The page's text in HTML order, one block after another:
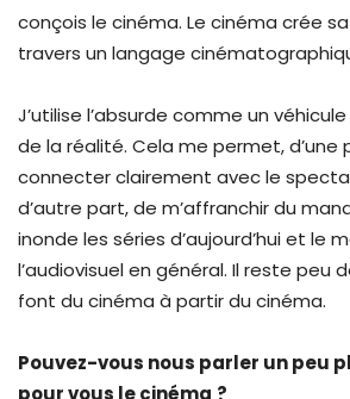
conçois le cinéma. Le cinéma crée
travers un langage
J’utilise l’absurde comme un
de la réalité. Cela me permet, d’une
connecter clairement avec le
d’autre part, de m’affranchir du
inonde les séries d’aujourd’hui et le
l’audiovisuel en général. Il reste peu
font du cinéma à partir du cinéma.
Pouvez-vous nous parler un peu
pour vous le cinéma ?